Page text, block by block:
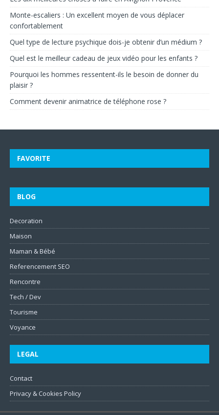
Monte-escaliers : Un excellent moyen de vous déplacer
confortablement
Quel type de lecture psychique dois-je obtenir d’un médium ?
Quel est le meilleur cadeau de jeux vidéo pour les enfants ?
Pourquoi les hommes ressentent-ils le besoin de donner du
plaisir ?
Comment devenir animatrice de téléphone rose ?
FAVORITE
BLOG
Decoration
Maison
Maman & Bébé
Referencement SEO
Rencontre
Tech / Dev
Tourisme
Voyance
LEGAL
Contact
Privacy & Cookies Policy